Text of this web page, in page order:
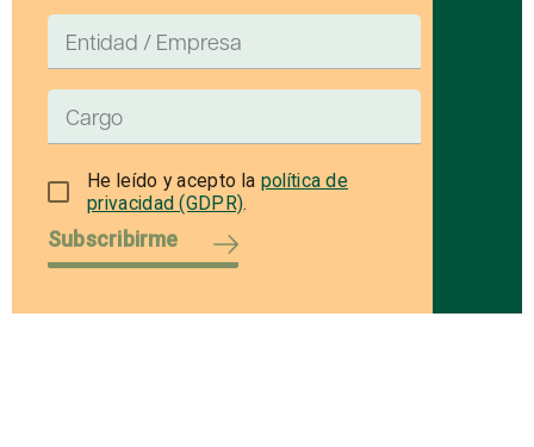
He leído y acepto la política de
privacidad (GDPR).
Subscribirme